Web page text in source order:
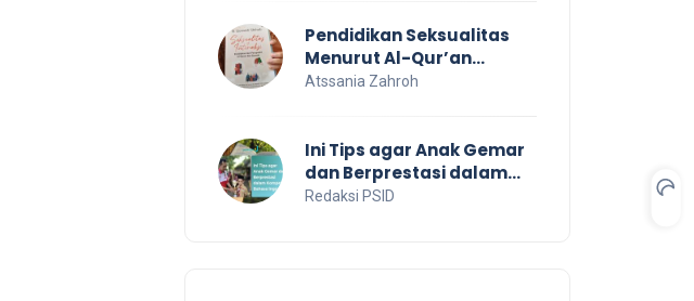
Pendidikan Seksualitas
Menurut Al-Qur’an
Sebagai Pendidikan
Atssania Zahroh
Ini Tips agar Anak Gemar
dan Berprestasi dalam
Kompetisi Bahasa Inggris
Redaksi PSID